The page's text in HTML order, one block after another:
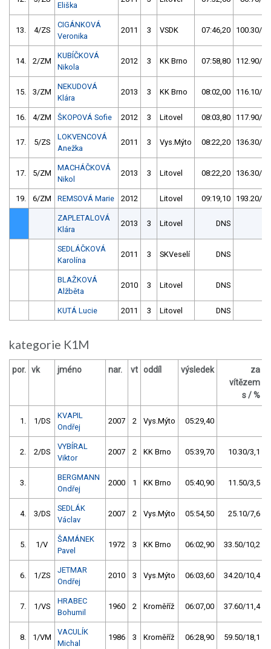
Eliška
13. 4/ZS
CIGÁNKOVÁ
Veronika
2011 3 VSDK 07:46,20 100.30/
14. 2/ZM
KUBÍČKOVÁ
Nikola
2012 3 KK Brno 07:58,80 112.90/
15. 3/ZM
NEKUDOVÁ
Klára
2013 3 KK Brno 08:02,00 116.10/
16. 4/ZM ŠKOPOVÁ Sofie 2012 3 Litovel 08:03,80 117.90/
17. 5/ZS
LOKVENCOVÁ
Anežka
2011 3 Vys.Mýto 08:22,20 136.30/
17. 5/ZM
MACHÁČKOVÁ
Nikol
2013 3 Litovel 08:22,20 136.30/
19. 6/ZM REMSOVÁ Marie 2012 Litovel 09:19,10 193.20/
ZAPLETALOVÁ
Klára
2013 3 Litovel DNS
SEDLÁČKOVÁ
Karolína
2011 3 SKVeselí DNS
BLAŽKOVÁ
Alžběta
2010 3 Litovel DNS
KUTÁ Lucie 2011 3 Litovel DNS
kategorie K1M
por. vk jméno nar. vt oddíl výsledek
za
vítězem
s / %
1. 1/DS
KVAPIL
Ondřej
2007 2 Vys.Mýto 05:29,40
2. 2/DS
VYBÍRAL
Viktor
2007 2 KK Brno 05:39,70 10.30/3,1
3.
BERGMANN
Ondřej
2000 1 KK Brno 05:40,90 11.50/3,5
4. 3/DS
SEDLÁK
Václav
2007 2 Vys.Mýto 05:54,50 25.10/7,6
5. 1/V
ŠAMÁNEK
Pavel
1972 3 KK Brno 06:02,90 33.50/10,2
6. 1/ZS
JETMAR
Ondřej
2010 3 Vys.Mýto 06:03,60 34.20/10,4
7. 1/VS
HRABEC
Bohumil
1960 2 Kroměříž 06:07,00 37.60/11,4
8. 1/VM
VACULÍK
Michal
1986 3 Kroměříž 06:28,90 59.50/18,1